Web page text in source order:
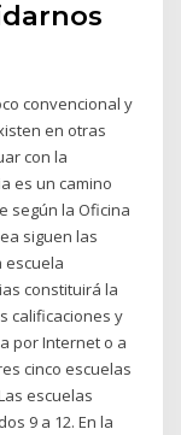
convencional y
en otras
con la
es un camino
según la Oficina
siguen las
escuela
constituirá la
calificaciones y
por Internet o a
cinco escuelas
escuelas
9 a 12. En la